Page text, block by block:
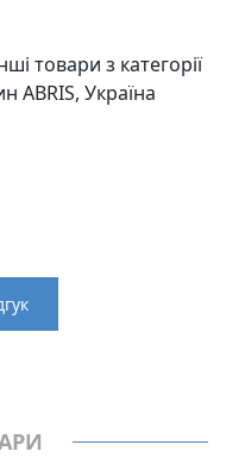
товари з категорії
ABRIS, Україна
133476